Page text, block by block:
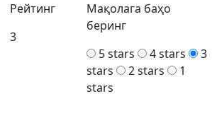
Рейтинг
3
Мақолага баҳо
беринг
5 stars
4 stars
3
stars
2 stars
1
stars